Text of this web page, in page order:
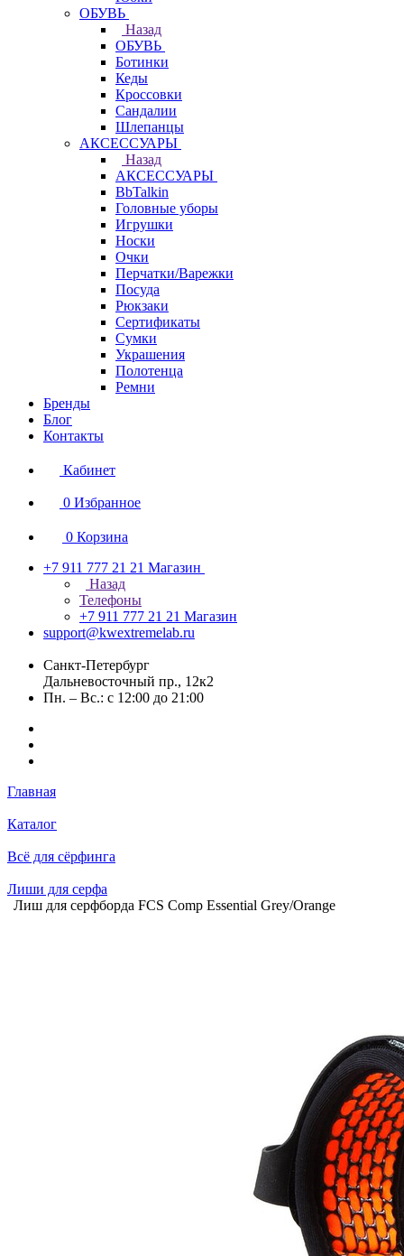
ОБУВЬ
Назад
ОБУВЬ
Ботинки
Кеды
Кроссовки
Сандалии
Шлепанцы
АКСЕССУАРЫ
Назад
АКСЕССУАРЫ
BbTalkin
Головные уборы
Игрушки
Носки
Очки
Перчатки/Варежки
Посуда
Рюкзаки
Сертификаты
Сумки
Украшения
Полотенца
Ремни
Бренды
Блог
Контакты
Кабинет
0 Избранное
0 Корзина
+7 911 777 21 21 Магазин
Назад
Телефоны
+7 911 777 21 21 Магазин
support@kwextremelab.ru
Санкт-Петербург
Дальневосточный пр., 12к2
Пн. – Вс.: с 12:00 до 21:00
Главная
Каталог
Всё для сёрфинга
Лиши для серфа
Лиш для серфборда FCS Comp Essential Grey/Orange